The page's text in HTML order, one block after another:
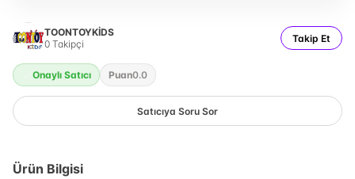
TOONTOYKİDS
0 Takipçi Takip Et
Onaylı Satıcı Puan0.0
Satıcıya Soru Sor
Ürün Bilgisi